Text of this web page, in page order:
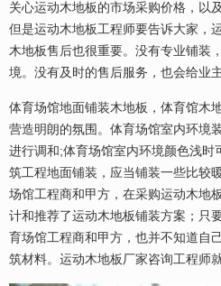
关心运动木地板的市场采购价格，以
但是运动木地板工程师要告诉大家，
木地板售后也很重要。没有专业铺装
境。没有及时的售后服务，也会给业
体育场馆地面铺装木地板，体育馆木
营造明朗的氛围。体育场馆室内环境
进行调和;体育场馆室内环境颜色浅时
筑工程地面铺装，应当铺装一些比较
场馆工程商和甲方，在采购运动木地
计和推荐了运动木地板铺装方案；只
育场馆工程商和甲方，也并不知道自
筑材料。运动木地板厂家咨询工程师